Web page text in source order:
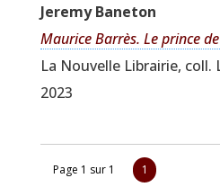
Jere­my Baneton
Mau­rice Bar­rès. Le prince
La Nou­velle Librai­rie,
2023
Page 1 sur 1 1